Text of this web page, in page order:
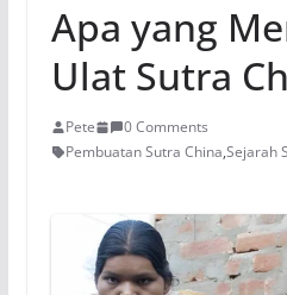
Apa yang
Ulat Sutra
Pete
0 Comments
Pembuatan Sutra China,Sejarah